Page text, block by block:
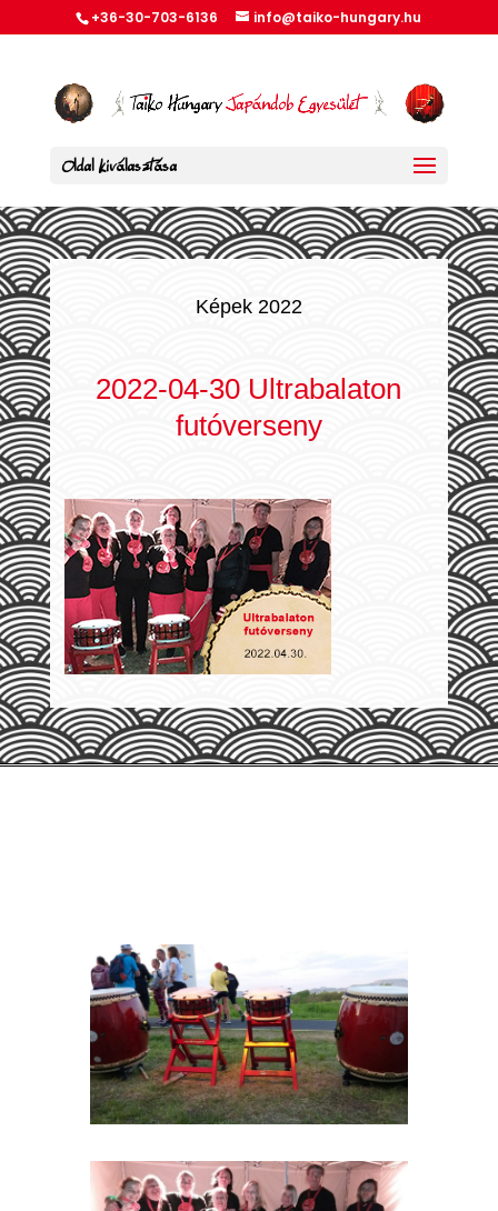
+36-30-703-6136 info@taiko-hungary.hu
Oldal kiválasztása
Képek 2022
2022-04-30 Ultrabalaton
futóverseny